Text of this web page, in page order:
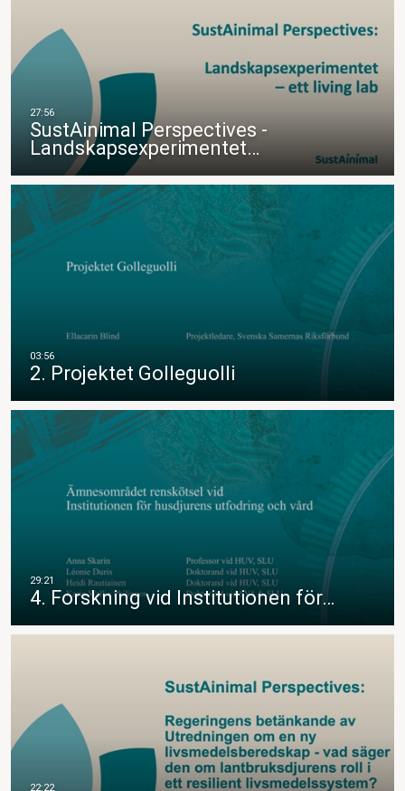
SustAinimal Perspectives -
Landskapsexperimentet…
2. Projektet Golleguolli
4. Forskning vid Institutionen för…